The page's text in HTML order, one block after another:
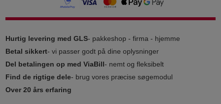
Hurtig levering med GLS- pakkeshop - firma - hjemme
Betal sikkert- vi passer godt på dine oplysninger
Del betalingen op med ViaBill- nemt og fleksibelt
Find de rigtige dele- brug vores præcise søgemodul
Over 20 års erfaring